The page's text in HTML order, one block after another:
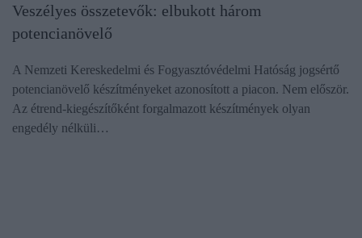
Veszélyes összetevők: elbukott három
potencianövelő
A Nemzeti Kereskedelmi és Fogyasztóvédelmi Hatóság jogsértő
potencianövelő készítményeket azonosított a piacon. Nem először.
Az étrend-kiegészítőként forgalmazott készítmények olyan
engedély nélküli…